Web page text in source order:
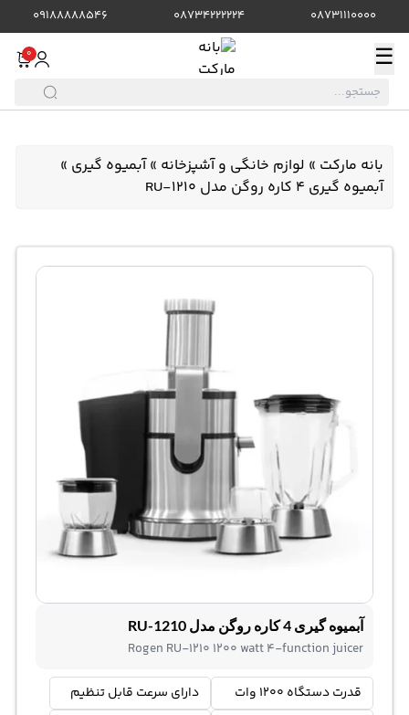
08731110000
08734222224
09188888546
☰
0
بانه مارکت » لوازم خانگی و آشپزخانه »آبمیوه گیری »
آبمیوه گیری 4 کاره روگن مدل RU-1210
آبمیوه گیری 4 کاره روگن مدل RU-1210
Rogen RU-1210 1200 watt 4-function juicer
قدرت دستگاه 1200 وات
دارای سرعت قابل تنظیم